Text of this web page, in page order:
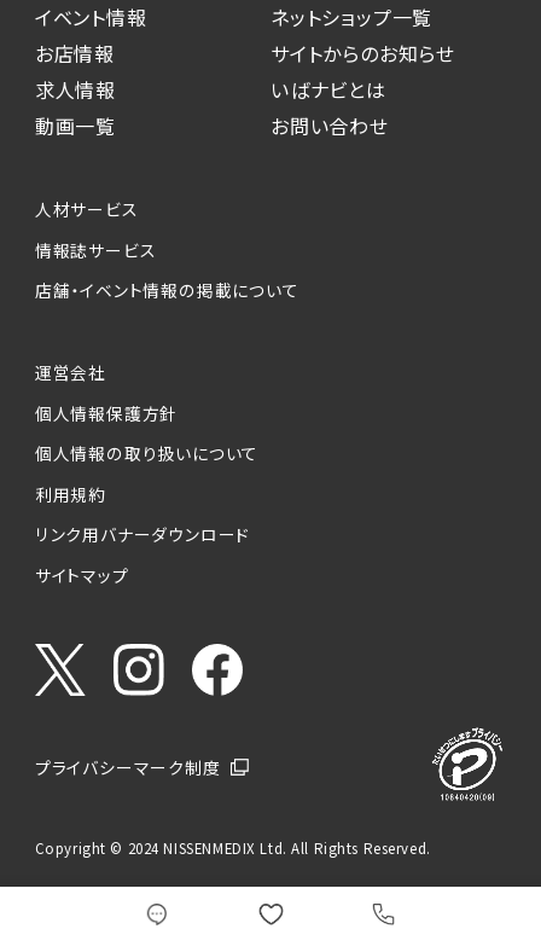
イベント情報
お店情報
求人情報
動画一覧
ネットショップ一覧
サイトからのお知らせ
いばナビとは
お問い合わせ
人材サービス
情報誌サービス
店舗・イベント情報の掲載について
運営会社
個人情報保護方針
個人情報の取り扱いについて
利用規約
リンク用バナーダウンロード
サイトマップ
プライバシーマーク制度
Copyright © 2024 NISSENMEDIX Ltd. All Rights Reserved.